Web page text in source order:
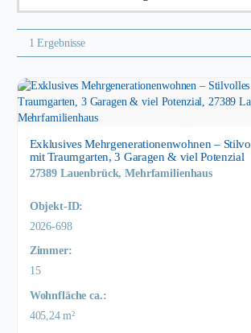
1 Ergebnisse
Exklusives Mehrgenerationenwohnen –
mit Traumgarten, 3 Garagen & viel Potenzial
27389 Lauenbrück, Mehrfamilienhaus
Objekt-ID:
2026-698
Zimmer:
15
Wohnfläche ca.:
405,24 m²